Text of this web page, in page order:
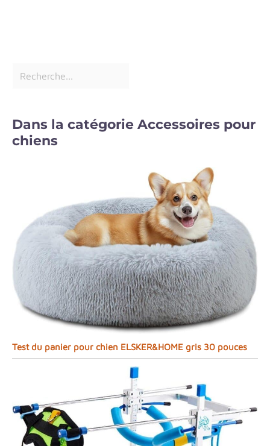
Dans la catégorie Accessoires pour
chiens
Test du panier pour chien ELSKER&HOME gris 30 pouces